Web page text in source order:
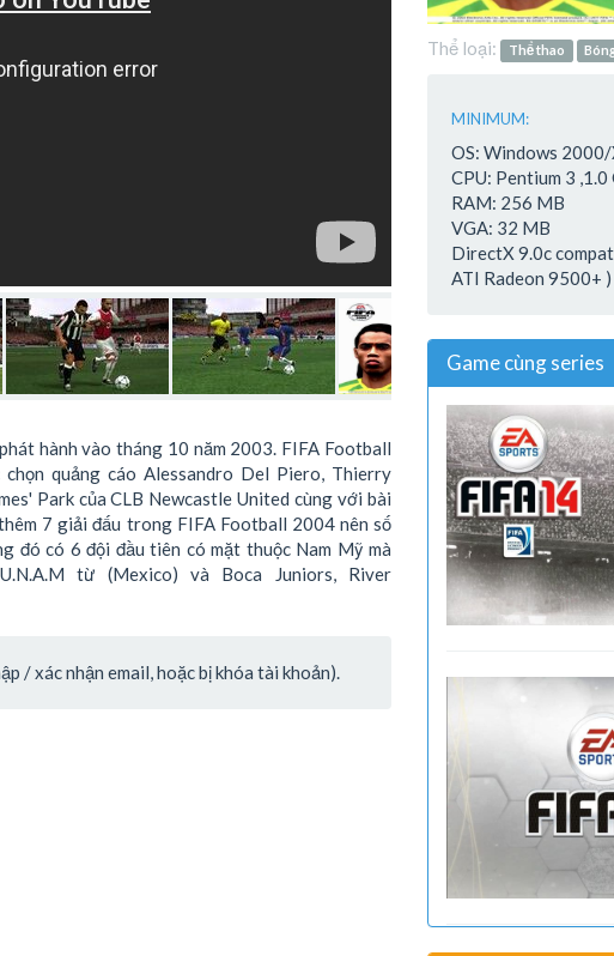
hành vào tháng 10 năm 2003. FIFA Football
quảng cáo Alessandro Del Piero, Thierry
Park của CLB Newcastle United cùng với bài
7 giải đấu trong FIFA Football 2004 nên số
đó có 6 đội đầu tiên có mặt thuộc Nam Mỹ mà
từ (Mexico) và Boca Juniors, River
/ xác nhận email, hoặc bị khóa tài khoản).
Thể loại: Thể thao
MINIMUM:
OS: Windows
CPU: Pentium 3 ,1.0
RAM: 256 MB
VGA: 32 MB
DirectX 9.0c
ATI Radeon 9500+ )
Game cùng series